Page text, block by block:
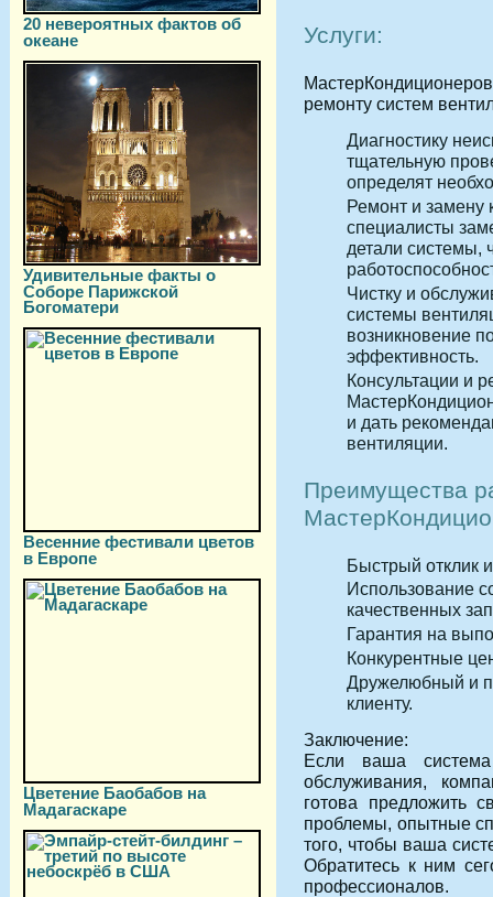
20 невероятных фактов об
океане
Удивительные факты о
Соборе Парижской
Богоматери
Весенние фестивали цветов
в Европе
Цветение Баобабов на
Мадагаскаре
Услуги:
ремонту систем
Диагностику
тщательную
определят
Ремонт и замену
специалисты
детали системы,
Чистку и
системы
возникновение
эффективность.
Консультации и
и дать
вентиляции.
Преимущества
Быстрый отклик
Использование
качественных
Гарантия на
Конкурентные
Дружелюбный и
клиенту.
Заключение:
Если ваша
обслуживания,
готова предложить
проблемы, опытные
того, чтобы ваша
Обратитесь к ним
профессионалов.